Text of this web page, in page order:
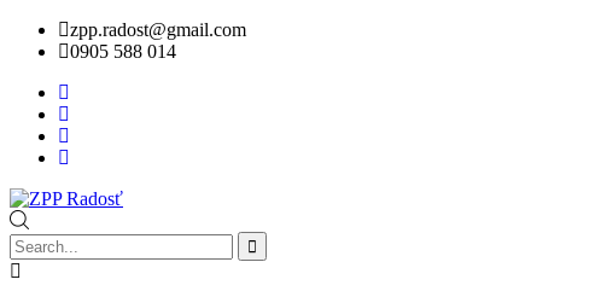
zpp.radost@gmail.com
0905 588 014